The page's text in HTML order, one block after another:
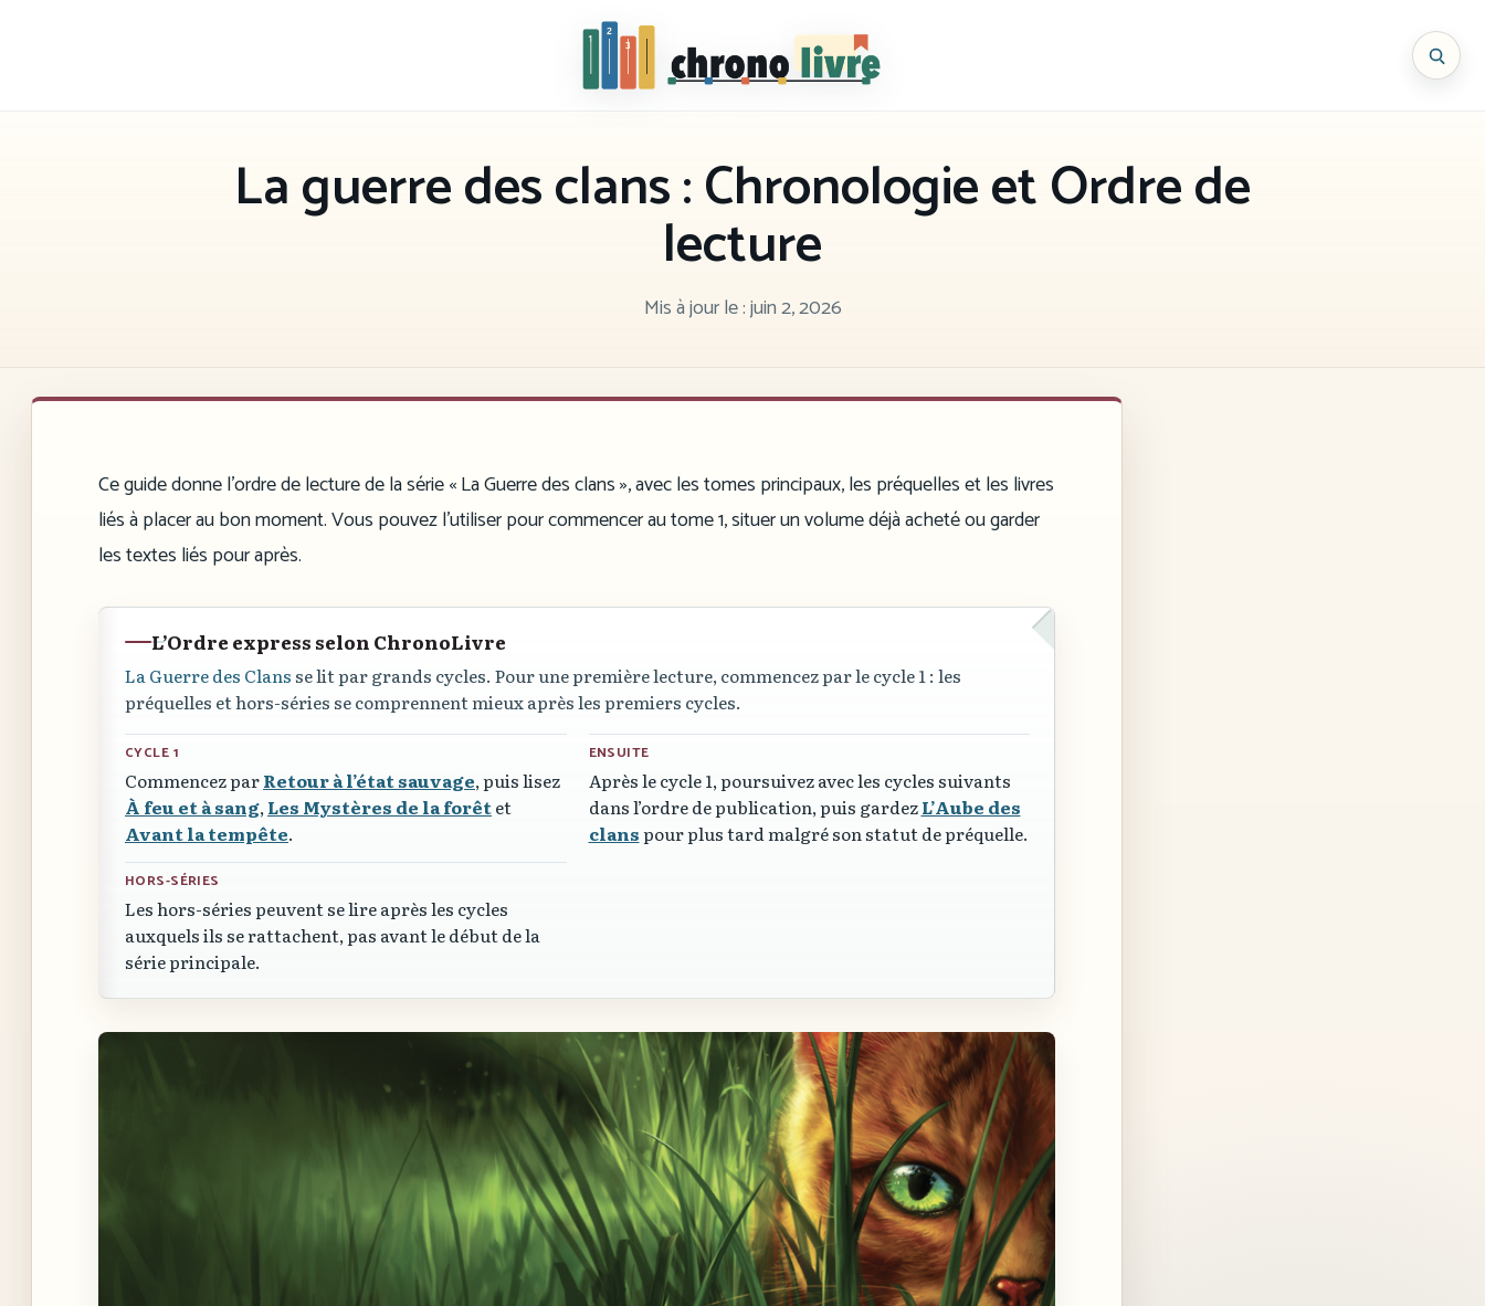
Chronolivre
La guerre des clans : Chronologie et Ordre de
lecture
Mis à jour le :juin 2, 2026
Ce guide donne l’ordre de lecture de la série « La Guerre des clans », avec les tomes principaux, les préquelles et les livres
liés à placer au bon moment. Vous pouvez l’utiliser pour commencer au tome 1, situer un volume déjà acheté ou garder
les textes liés pour après.
L’Ordre express selon ChronoLivre
La Guerre des Clans se lit par grands cycles. Pour une première lecture, commencez par le cycle 1 : les
préquelles et hors-séries se comprennent mieux après les premiers cycles.
CYCLE 1
Commencez parRetour à l’état sauvage, puis lisez
À feu et à sang,Les Mystères de la forêtet
Avant la tempête.
ENSUITE
Après le cycle 1, poursuivez avec les cycles suivants
dans l’ordre de publication, puis gardezL’Aube des
clanspour plus tard malgré son statut de préquelle.
HORS-SÉRIES
Les hors-séries peuvent se lire après les cycles
auxquels ils se rattachent, pas avant le début de la
série principale.